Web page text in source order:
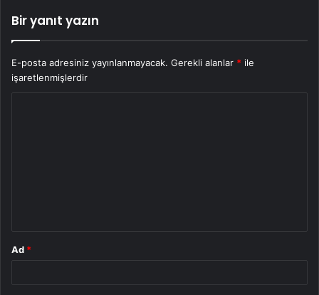
Bir yanıt yazın
E-posta adresiniz yayınlanmayacak. Gerekli alanlar * ile
işaretlenmişlerdir
Ad *